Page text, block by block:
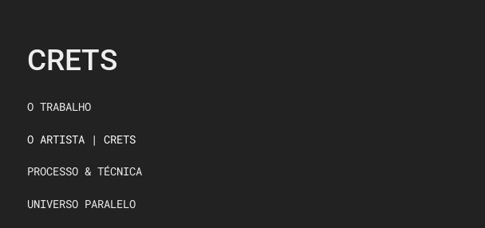
CRETS
O TRABALHO
O ARTISTA | CRETS
PROCESSO & TÉCNICA
UNIVERSO PARALELO